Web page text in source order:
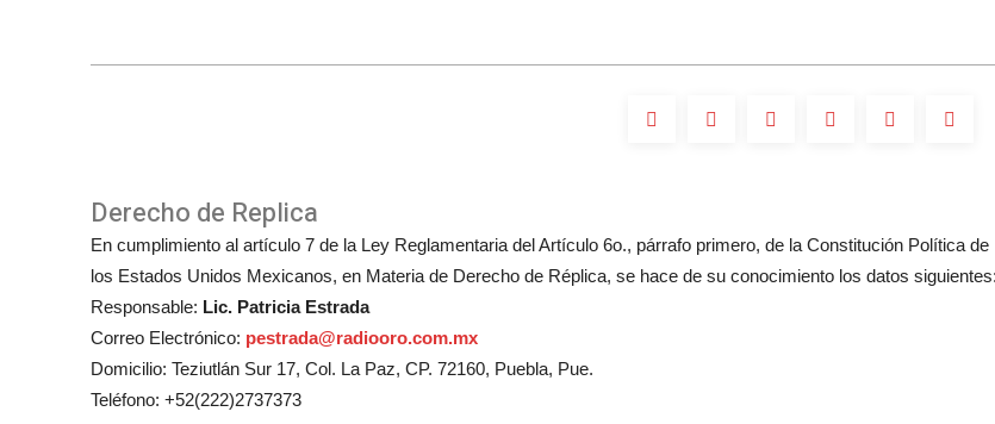
Derecho de Replica
En cumplimiento al artículo 7 de la Ley Reglamentaria del Artículo 6o., párrafo primero, de la Constitución Política de
los Estados Unidos Mexicanos, en Materia de Derecho de Réplica, se hace de su conocimiento los datos siguientes:
Responsable: Lic. Patricia Estrada
Correo Electrónico: pestrada@radiooro.com.mx
Domicilio: Teziutlán Sur 17, Col. La Paz, CP. 72160, Puebla, Pue.
Teléfono: +52(222)2737373